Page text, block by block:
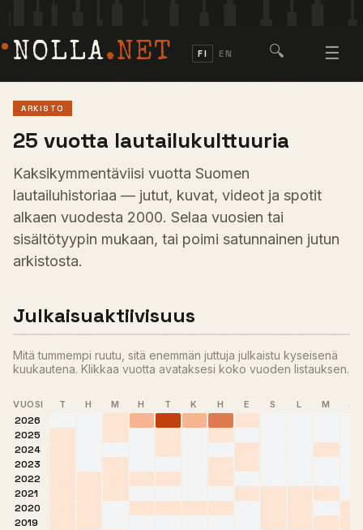
NOLLA.NET FI EN 🔍 ☰
ARKISTO
25 vuotta lautailukulttuuria
Kaksikymmentäviisi vuotta Suomen
lautailuhistoriaa — jutut, kuvat, videot ja spotit
alkaen vuodesta 2000. Selaa vuosien tai
sisältötyypin mukaan, tai poimi satunnainen jutun
arkistosta.
Julkaisuaktiivisuus
Mitä tummempi ruutu, sitä enemmän juttuja julkaistu kyseisenä
kuukautena. Klikkaa vuotta avataksesi koko vuoden listauksen.
VUOSI T H M H T K H E S L M J
2026
2025
2024
2023
2022
2021
2020
2019